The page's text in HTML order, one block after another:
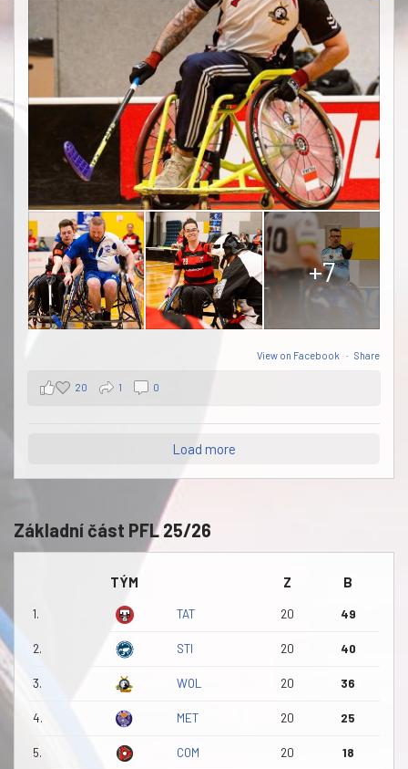
+7
View on Facebook · Share
20 1 0
Load more
Základní část PFL 25/26
TÝM Z B
1. TAT 20 49
2. STI 20 40
3. WOL 20 36
4. MET 20 25
5. COM 20 18